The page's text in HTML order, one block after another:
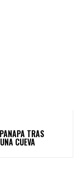
TRAS
CUEVA